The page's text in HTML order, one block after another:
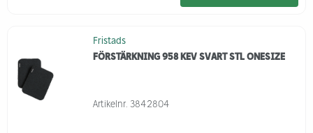
Fristads
FÖRSTÄRKNING 958 KEV SVART STL ONESIZE
Artikelnr. 3842804